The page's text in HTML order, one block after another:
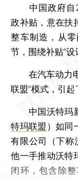
中国政府自
政补贴，意在扶
整车制造，从
节，围绕补贴“设
在汽车动力电
联盟”模式，引起
中国沃特玛新
特玛联盟 ）如同
有限公司（下称
他一手推动沃特
闭环，包含除